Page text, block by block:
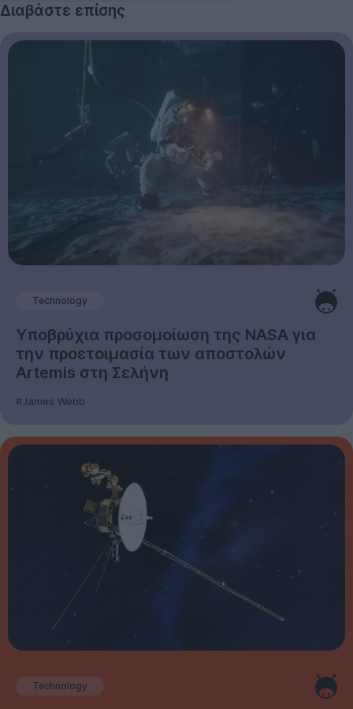
Διαβάστε επίσης
Technology
Υποβρύχια προσομοίωση της NASA για
την προετοιμασία των αποστολών
Artemis στη Σελήνη
#James Webb
Technology